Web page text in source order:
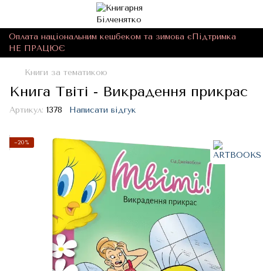
Оплата національним кешбеком та зимова єПідтримка
НЕ ПРАЦЮЄ
Книги за тематикою
Книга Твіті - Викрадення прикрас
Артикул: 1378 Написати відгук
−20%